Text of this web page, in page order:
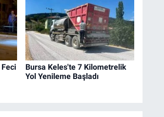
Bursa Keles'te 7 Kilometrelik
Yol Yenileme Başladı